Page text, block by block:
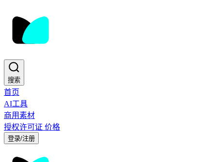
搜索
首页
AI工具
商用素材
授权许可证 价格
登录/注册